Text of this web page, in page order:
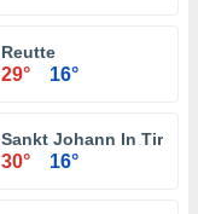
Reutte
29° 16°
Sankt Johann In Tirol
30° 16°